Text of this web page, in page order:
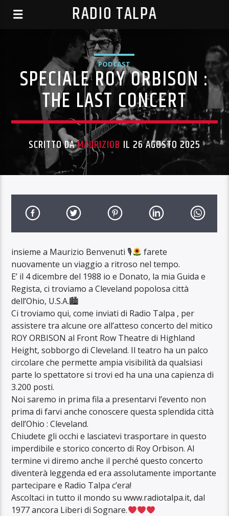
RADIO TALPA
PODCAST
SPECIALE ROY ORBISON :
THE LAST CONCERT
SCRITTO DAMAURIZIOB IL 26 AGOSTO 2025
insieme a Maurizio Benvenuti 🎙
farete
nuovamente un viaggio a ritroso nel tempo.
E’ il 4 dicembre del 1988 io e Donato, la mia Guida e
Regista, ci troviamo a Cleveland popolosa città
dell’Ohio, U.S.A.🏙
Ci troviamo qui, come inviati di Radio Talpa , per
assistere tra alcune ore all’atteso concerto del mitico
ROY ORBISON al Front Row Theatre di Highland
Height, sobborgo di Cleveland. Il teatro ha un palco
circolare che permette ampia visibilità da qualsiasi
parte lo spettatore si trovi ed ha una una capienza di
3.200 posti.
Noi saremo in prima fila a presentarvi l’evento non
prima di farvi anche conoscere questa splendida città
dell’Ohio : Cleveland.
Chiudete gli occhi e lasciatevi trasportare in questo
imperdibile e storico concerto di Roy Orbison. Al
termine vi diremo anche il perché questo concerto
diventerà leggenda ed era assolutamente importante
partecipare e Radio Talpa c’era!
Ascoltaci in tutto il mondo su www.radiotalpa.it, dal
1977 ancora Liberi di Sognare.